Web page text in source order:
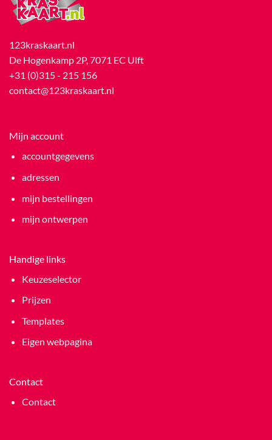
123kraskaart.nl
De Hogenkamp 2P, 7071 EC Ulft
+31 (0)315 - 215 156
contact@123kraskaart.nl
Mijn account
accountgegevens
adressen
mijn bestellingen
mijn ontwerpen
Handige links
Keuzeselector
Prijzen
Templates
Eigen webpagina
Contact
Contact